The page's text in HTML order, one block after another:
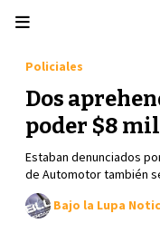
Dos
poder $8
Estaban denunciados
de Automotor también
Policiales
Bajo la Lupa